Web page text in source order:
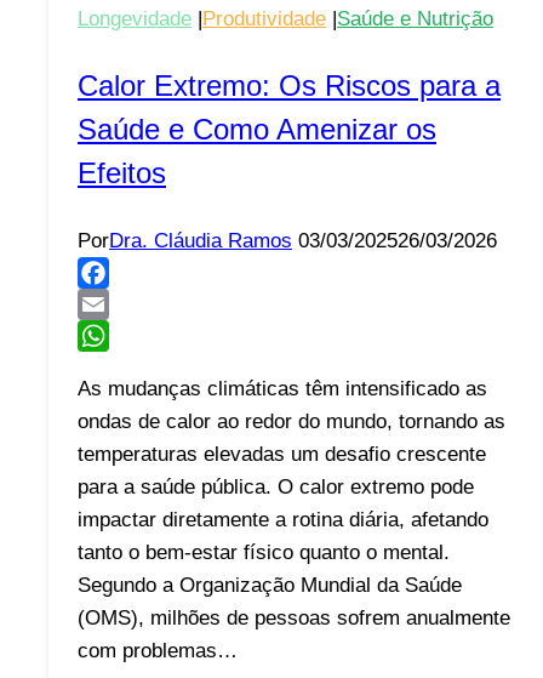
Longevidade |Produtividade |Saúde e Nutrição
Calor Extremo: Os Riscos para a
Saúde e Como Amenizar os
Efeitos
PorDra. Cláudia Ramos 03/03/202526/03/2026
As mudanças climáticas têm intensificado as
ondas de calor ao redor do mundo, tornando as
temperaturas elevadas um desafio crescente
para a saúde pública. O calor extremo pode
impactar diretamente a rotina diária, afetando
tanto o bem-estar físico quanto o mental.
Segundo a Organização Mundial da Saúde
(OMS), milhões de pessoas sofrem anualmente
com problemas…